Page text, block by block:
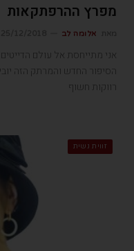
מפרץ ההרפתקאות
אלומה לב
אני מתייחסת אל עולם
הסיפור החדש והמרתק הזה
רווקות חשוף
זווית נשית